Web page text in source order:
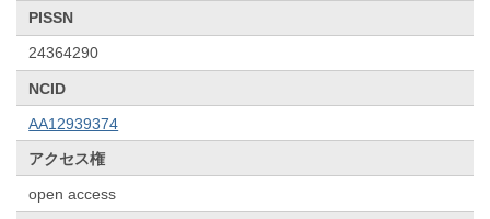
PISSN
24364290
NCID
AA12939374
アクセス権
open access